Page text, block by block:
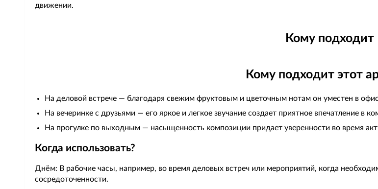
движении.
Кому подходит
Кому подходит этот
На деловой встрече — благодаря свежим фруктовым и цветочным нотам он уместен в
На вечеринке с друзьями — его яркое и легкое звучание создает приятное впечатление в
На прогулке по выходным — насыщенность композиции придает уверенности во время
Когда использовать?
Днём: В рабочие часы, например, во время деловых встреч или мероприятий, когда
сосредоточенности.